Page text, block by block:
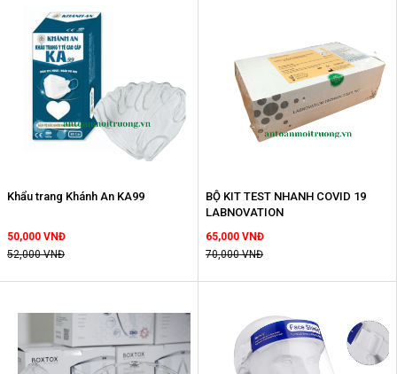
Khẩu trang Khánh An KA99
50,000 VNĐ
52,000 VNĐ
BỘ KIT TEST NHANH COVID 19
LABNOVATION
65,000 VNĐ
70,000 VNĐ